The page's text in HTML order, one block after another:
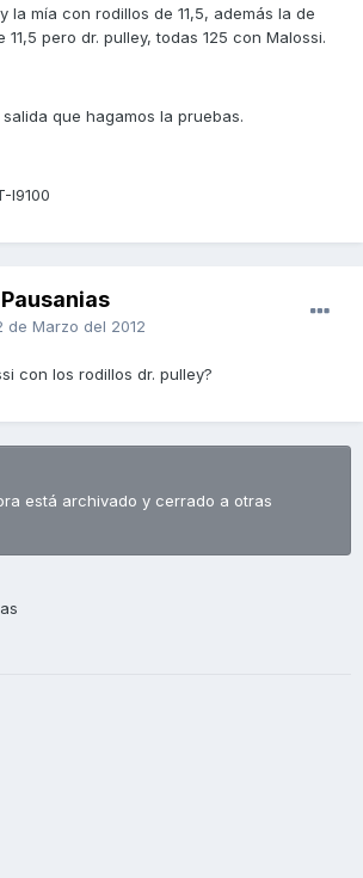
la mía con rodillos de 11,5, además la de
pero dr. pulley, todas 125 con Malossi.
que hagamos la pruebas.
I9100
de Marzo del 2012
con los rodillos dr. pulley?
está archivado y cerrado a otras